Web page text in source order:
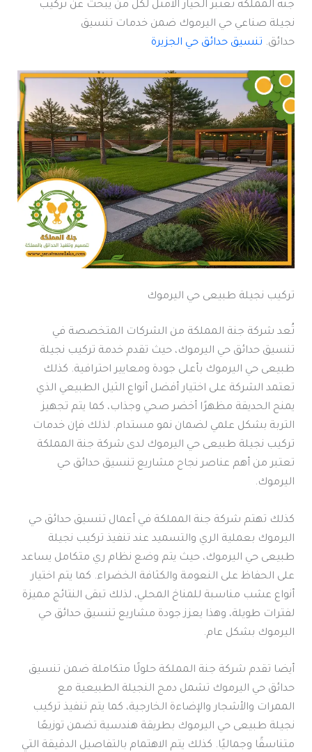
جنة المملكة تعتبر الخيار الأمثل لكل من يبحث عن تركيب
نجيلة صناعي حي اليرموك ضمن خدمات تنسيق
حدائق. تنسيق حدائق حي الجزيرة
تركيب نجيلة طبيعى حي اليرموك
تُعد شركة جنة المملكة من الشركات المتخصصة في
تنسيق حدائق حي اليرموك، حيث تقدم خدمة تركيب نجيلة
طبيعى حي اليرموك بأعلى جودة ومعايير احترافية. كذلك
تعتمد الشركة على اختيار أفضل أنواع الثيل الطبيعي الذي
يمنح الحديقة مظهرًا أخضر صحي وجذاب، كما يتم تجهيز
التربة بشكل علمي لضمان نمو مستدام. لذلك فإن خدمات
تركيب نجيلة طبيعى حي اليرموك لدى شركة جنة المملكة
تعتبر من أهم عناصر نجاح مشاريع تنسيق حدائق حي
اليرموك.
كذلك تهتم شركة جنة المملكة في أعمال تنسيق حدائق حي
اليرموك بعملية الري والتسميد عند تنفيذ تركيب نجيلة
طبيعى حي اليرموك، حيث يتم وضع نظام ري متكامل يساعد
على الحفاظ على النعومة والكثافة الخضراء. كما يتم اختيار
أنواع عشب مناسبة للمناخ المحلي، لذلك تبقى النتائج مميزة
لفترات طويلة، وهذا يعزز جودة مشاريع تنسيق حدائق حي
اليرموك بشكل عام.
أيضا تقدم شركة جنة المملكة حلولًا متكاملة ضمن تنسيق
حدائق حي اليرموك تشمل دمج النجيلة الطبيعية مع
الممرات والأشجار والإضاءة الخارجية، كما يتم تنفيذ تركيب
نجيلة طبيعى حي اليرموك بطريقة هندسية تضمن توزيعًا
متناسقًا وجماليًا. كذلك يتم الاهتمام بالتفاصيل الدقيقة التي